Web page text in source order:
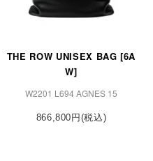
THE ROW UNISEX BAG [6A
W]
W2201 L694 AGNES 15
866,800円(税込)